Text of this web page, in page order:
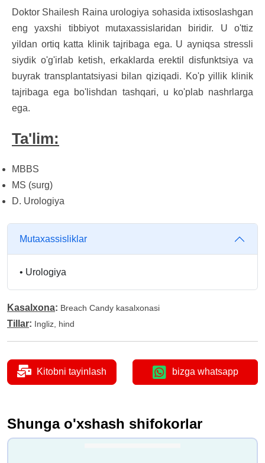
Doktor Shailesh Raina urologiya sohasida ixtisoslashgan
eng yaxshi tibbiyot mutaxassislaridan biridir. U o'ttiz
yildan ortiq katta klinik tajribaga ega. U ayniqsa stressli
siydik o'g'irlab ketish, erkaklarda erektil disfunktsiya va
buyrak transplantatsiyasi bilan qiziqadi. Ko'p yillik klinik
tajribaga ega bo'lishdan tashqari, u ko'plab nashrlarga
ega.
Ta'lim:
MBBS
MS (surg)
D. Urologiya
Mutaxassisliklar
• Urologiya
Kasalxona: Breach Candy kasalxonasi
Tillar: Ingliz, hind
Kitobni tayinlash bizga whatsapp
Shunga o'xshash shifokorlar